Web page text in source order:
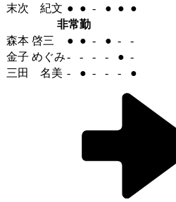
末次 紀文 ● ● - ● ● ●
非常勤
森本 啓三
● ● - ● -
-
金子 めぐみ- - - - ● -
三田 名美 - ● - - - ●